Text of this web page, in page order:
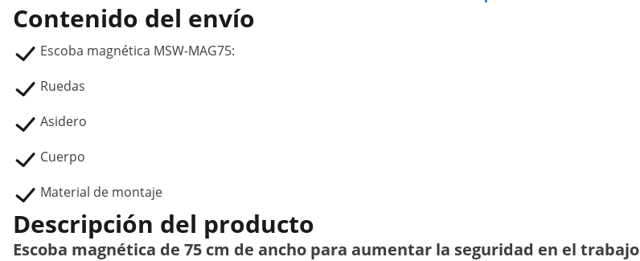
Contenido del envío
Escoba magnética MSW-MAG75:
Ruedas
Asidero
Cuerpo
Material de montaje
Descripción del producto
Escoba magnética de 75 cm de ancho para aumentar la seguridad en el trabajo